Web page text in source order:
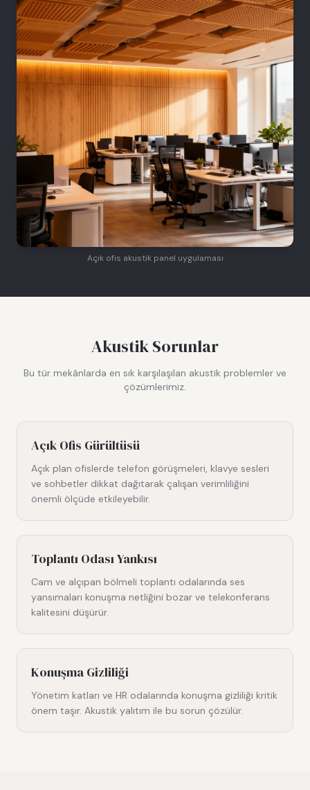
Açık ofis akustik panel uygulaması
Akustik Sorunlar
Bu tür mekânlarda en sık karşılaşılan akustik problemler ve
çözümlerimiz.
Açık Ofis Gürültüsü
Açık plan ofislerde telefon görüşmeleri, klavye sesleri
ve sohbetler dikkat dağıtarak çalışan verimliliğini
önemli ölçüde etkileyebilir.
Toplantı Odası Yankısı
Cam ve alçıpan bölmeli toplantı odalarında ses
yansımaları konuşma netliğini bozar ve telekonferans
kalitesini düşürür.
Konuşma Gizliliği
Yönetim katları ve HR odalarında konuşma gizliliği kritik
önem taşır. Akustik yalıtım ile bu sorun çözülür.